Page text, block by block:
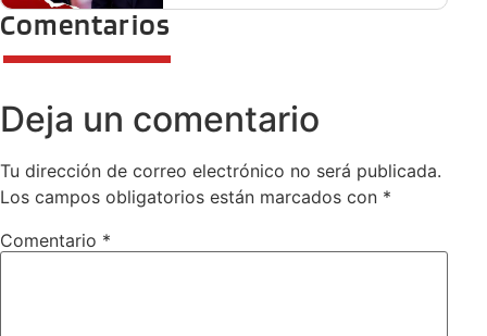
Comentarios
Deja un comentario
Tu dirección de correo electrónico no será publicada.
Los campos obligatorios están marcados con *
Comentario *